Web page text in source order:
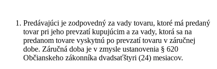
Predávajúci je zodpovedný za vady tovaru, ktoré má predaný
tovar pri jeho prevzatí kupujúcim a za vady, ktorá sa na
predanom tovare vyskytnú po prevzatí tovaru v záručnej
dobe. Záručná doba je v zmysle ustanovenia § 620
Občianskeho zákonníka dvadsaťštyri (24) mesiacov.